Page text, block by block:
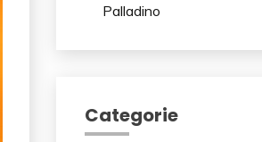
Palladino
Categorie